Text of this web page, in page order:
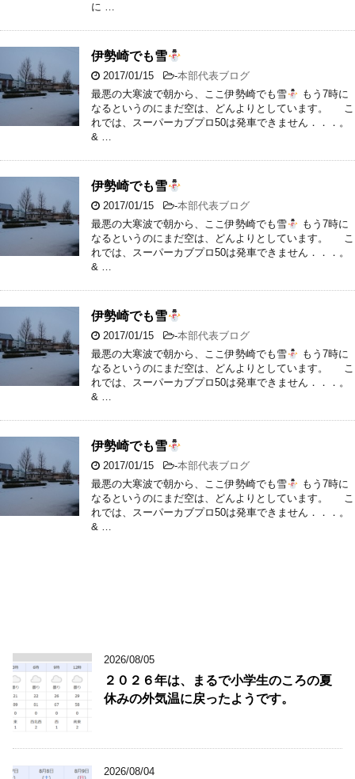
に …
伊勢崎でも雪
2017/01/15 -本部代表ブログ
最悪の大寒波で朝から、ここ伊勢崎でも雪
もう7時に
なるというのにまだ空は、どんよりとしています。 こ
れでは、スーパーカブプロ50は発車できません．．．。
& …
伊勢崎でも雪
2017/01/15 -本部代表ブログ
最悪の大寒波で朝から、ここ伊勢崎でも雪
もう7時に
なるというのにまだ空は、どんよりとしています。 こ
れでは、スーパーカブプロ50は発車できません．．．。
& …
伊勢崎でも雪
2017/01/15 -本部代表ブログ
最悪の大寒波で朝から、ここ伊勢崎でも雪
もう7時に
なるというのにまだ空は、どんよりとしています。 こ
れでは、スーパーカブプロ50は発車できません．．．。
& …
伊勢崎でも雪
2017/01/15 -本部代表ブログ
最悪の大寒波で朝から、ここ伊勢崎でも雪
もう7時に
なるというのにまだ空は、どんよりとしています。 こ
れでは、スーパーカブプロ50は発車できません．．．。
& …
2026/08/05
２０２６年は、まるで小学生のころの夏
休みの外気温に戻ったようです。
2026/08/04